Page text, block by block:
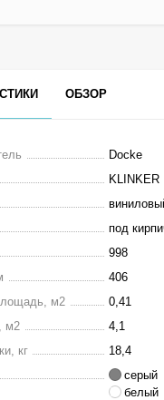
ОБЗОР
Docke
KLINKER
под
998
406
м2
0,41
м2
4,1
кг
18,4
серый
белый